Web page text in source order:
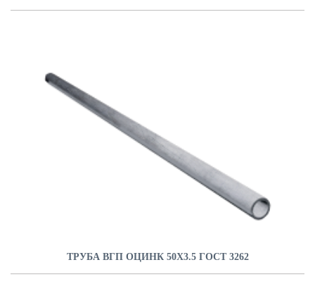
ТРУБА ВГП ОЦИНК 50Х3.5 ГОСТ 3262